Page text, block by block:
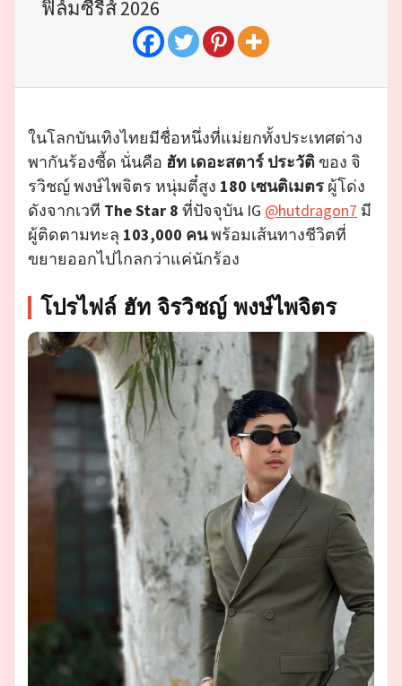
ฟิล์มซีรีส์ 2026
ในโลกบันเทิงไทยมีชื่อหนึ่งที่แม่ยกทั้งประเทศต่าง
พากันร้องซี้ด นั่นคือ ฮัท เดอะสตาร์ ประวัติ ของ จิ
รวิชญ์ พงษ์ไพจิตร หนุ่มตี๋สูง 180 เซนติเมตร ผู้โด่ง
ดังจากเวที The Star 8 ที่ปัจจุบัน IG @hutdragon7 มี
ผู้ติดตามทะลุ 103,000 คนพร้อมเส้นทางชีวิตที่
ขยายออกไปไกลกว่าแค่นักร้อง
โปรไฟล์ ฮัท จิรวิชญ์ พงษ์ไพจิตร